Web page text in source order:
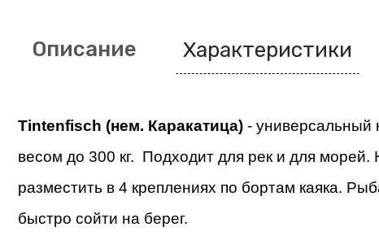
Описание Характеристики
Tintenfisch (нем. Каракатица) - универсальный
весом до 300 кг.  Подходит для рек и для
разместить в 4 креплениях по бортам каяка.
быстро сойти на берег.